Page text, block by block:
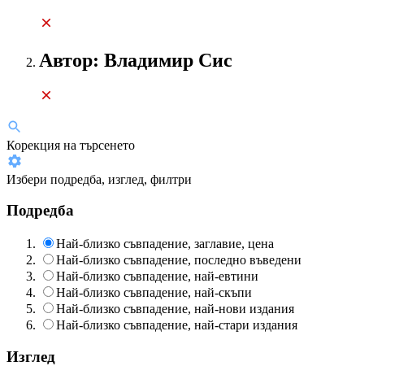
Автор: Владимир Сис
Корекция на търсенето
Избери подредба, изглед, филтри
Подредба
Най-близко съвпадение, заглавие, цена
Най-близко съвпадение, последно въведени
Най-близко съвпадение, най-евтини
Най-близко съвпадение, най-скъпи
Най-близко съвпадение, най-нови издания
Най-близко съвпадение, най-стари издания
Изглед